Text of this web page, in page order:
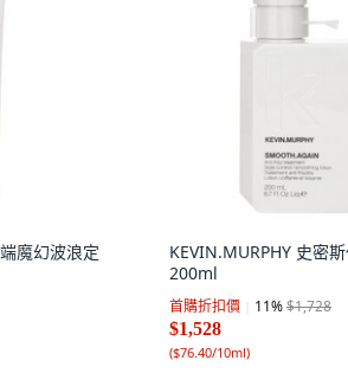
魔幻波浪定
KEVIN.MURPHY 史密
200ml
首購折扣價 11%$1,728
$1,528
($76.40/10ml)